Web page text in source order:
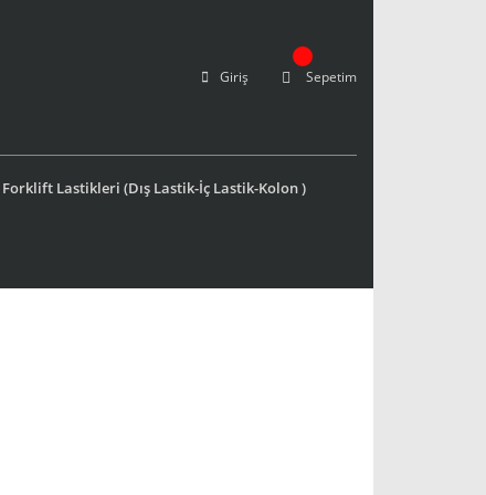
Giriş Sepetim
Forklift Lastikleri (Dış Lastik-İç Lastik-Kolon )